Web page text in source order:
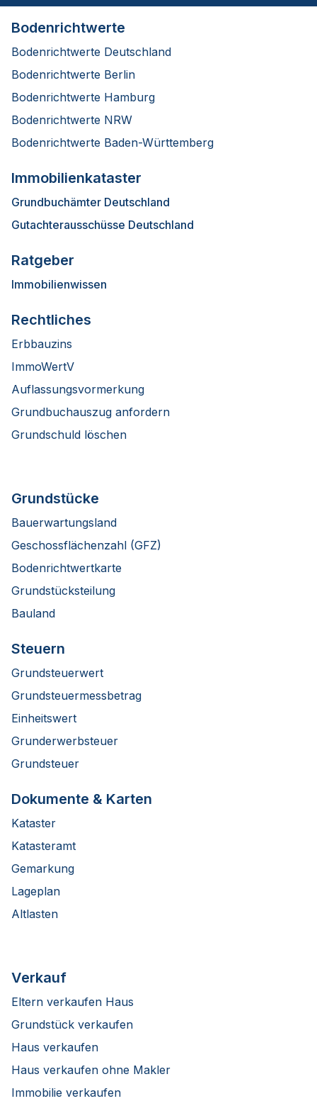
Bodenrichtwerte
Bodenrichtwerte Deutschland
Bodenrichtwerte Berlin
Bodenrichtwerte Hamburg
Bodenrichtwerte NRW
Bodenrichtwerte Baden-Württemberg
Immobilienkataster
Grundbuchämter Deutschland
Gutachterausschüsse Deutschland
Ratgeber
Immobilienwissen
Rechtliches
Erbbauzins
ImmoWertV
Auflassungsvormerkung
Grundbuchauszug anfordern
Grundschuld löschen
Grundstücke
Bauerwartungsland
Geschossflächenzahl (GFZ)
Bodenrichtwertkarte
Grundstücksteilung
Bauland
Steuern
Grundsteuerwert
Grundsteuermessbetrag
Einheitswert
Grunderwerbsteuer
Grundsteuer
Dokumente & Karten
Kataster
Katasteramt
Gemarkung
Lageplan
Altlasten
Verkauf
Eltern verkaufen Haus
Grundstück verkaufen
Haus verkaufen
Haus verkaufen ohne Makler
Immobilie verkaufen